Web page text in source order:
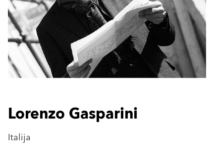
Lorenzo Gasparini
Italija